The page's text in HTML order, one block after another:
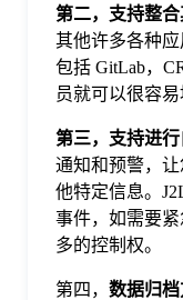
第二，支持整合
其他许多各种
包括 GitLab，
员就可以很容
第三，支持进行
通知和预警，
他特定信息。
事件，如需要
多的控制权。
第四， 数据归档